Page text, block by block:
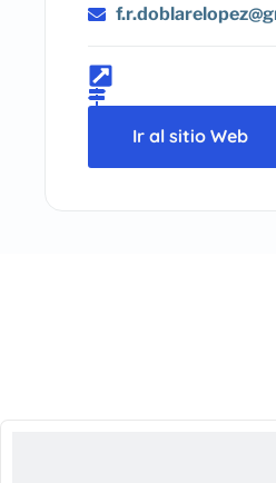
Ir al sitio Web